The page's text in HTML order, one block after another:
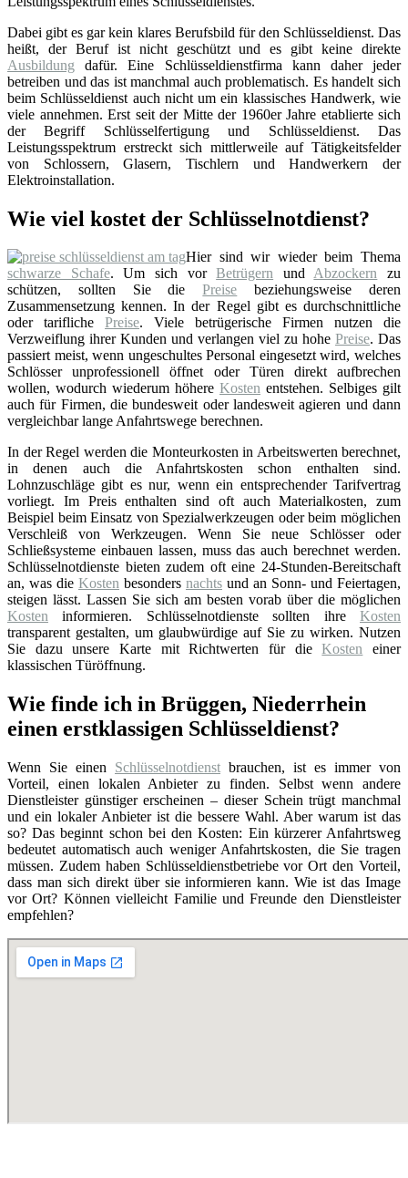
Dabei gibt es gar kein klares Berufsbild für den Schlüsseldienst. Das
heißt, der Beruf ist nicht geschützt und es gibt keine direkte
Ausbildung dafür. Eine Schlüsseldienstfirma kann daher jeder
betreiben und das ist manchmal auch problematisch. Es handelt sich
beim Schlüsseldienst auch nicht um ein klassisches Handwerk, wie
viele annehmen. Erst seit der Mitte der 1960er Jahre etablierte sich
der Begriff Schlüsselfertigung und Schlüsseldienst. Das
Leistungsspektrum erstreckt sich mittlerweile auf Tätigkeitsfelder
von Schlossern, Glasern, Tischlern und Handwerkern der
Elektroinstallation.
Wie viel kostet der Schlüsselnotdienst?
Hier sind wir wieder beim Thema
schwarze Schafe. Um sich vorBetrügern undAbzockern zu
schützen, sollten Sie diePreise beziehungsweise deren
Zusammensetzung kennen. In der Regel gibt es durchschnittliche
oder tarifliche Preise. Viele betrügerische Firmen nutzen die
Verzweiflung ihrer Kunden und verlangen viel zu hohe Preise. Das
passiert meist, wenn ungeschultes Personal eingesetzt wird, welches
Schlösser unprofessionell öffnet oder Türen direkt aufbrechen
wollen, wodurch wiederum höhere Kosten entstehen. Selbiges gilt
auch für Firmen, die bundesweit oder landesweit agieren und dann
vergleichbar lange Anfahrtswege berechnen.
In der Regel werden die Monteurkosten in Arbeitswerten berechnet,
in denen auch die Anfahrtskosten schon enthalten sind.
Lohnzuschläge gibt es nur, wenn ein entsprechender Tarifvertrag
vorliegt. Im Preis enthalten sind oft auch Materialkosten, zum
Beispiel beim Einsatz von Spezialwerkzeugen oder beim möglichen
Verschleiß von Werkzeugen. Wenn Sie neue Schlösser oder
Schließsysteme einbauen lassen, muss das auch berechnet werden.
Schlüsselnotdienste bieten zudem oft eine 24-Stunden-Bereitschaft
an, was die Kosten besonders nachts und an Sonn- und Feiertagen,
steigen lässt. Lassen Sie sich am besten vorab über die möglichen
Kosten informieren. Schlüsselnotdienste sollten ihre Kosten
transparent gestalten, um glaubwürdige auf Sie zu wirken. Nutzen
Sie dazu unsere Karte mit Richtwerten für dieKosten einer
klassischen Türöffnung.
Wie finde ich in Brüggen, Niederrhein
einen erstklassigen Schlüsseldienst?
Wenn Sie einen Schlüsselnotdienst brauchen, ist es immer von
Vorteil, einen lokalen Anbieter zu finden. Selbst wenn andere
Dienstleister günstiger erscheinen – dieser Schein trügt manchmal
und ein lokaler Anbieter ist die bessere Wahl. Aber warum ist das
so? Das beginnt schon bei den Kosten: Ein kürzerer Anfahrtsweg
bedeutet automatisch auch weniger Anfahrtskosten, die Sie tragen
müssen. Zudem haben Schlüsseldienstbetriebe vor Ort den Vorteil,
dass man sich direkt über sie informieren kann. Wie ist das Image
vor Ort? Können vielleicht Familie und Freunde den Dienstleister
empfehlen?